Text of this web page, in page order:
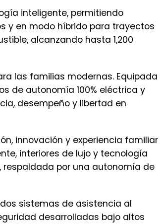
inteligente, permitiendo
y en modo híbrido para trayectos
alcanzando hasta 1,200
las familias modernas. Equipada
de autonomía 100% eléctrica y
desempeño y libertad en
innovación y experiencia familiar
interiores de lujo y tecnología
respaldada por una autonomía de
sistemas de asistencia al
desarrolladas bajo altos